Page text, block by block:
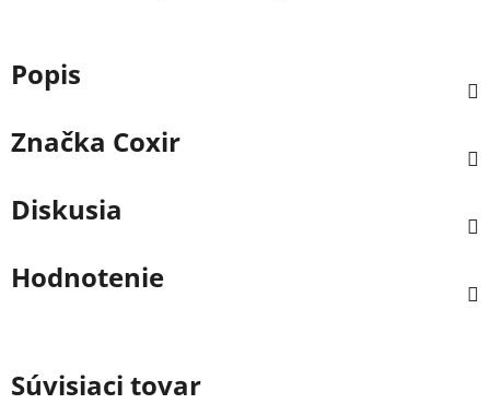
Popis
Značka Coxir
Diskusia
Hodnotenie
Súvisiaci tovar